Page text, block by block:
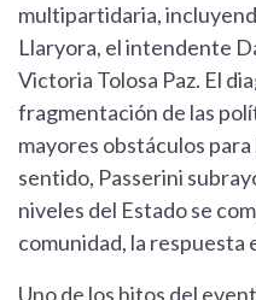
multipartidaria,
Llaryora, el intendente
Victoria Tolosa Paz. El
fragmentación de las
mayores obstáculos
sentido, Passerini
niveles del Estado se
comunidad, la respuesta
Uno de los hitos del